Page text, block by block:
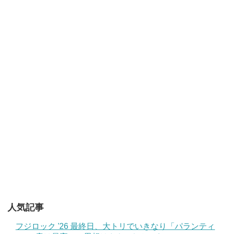
人気記事
フジロック '26 最終日、大トリでいきなり「パランティ